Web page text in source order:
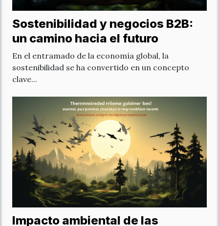
Sostenibilidad y negocios B2B:
un camino hacia el futuro
En el entramado de la economía global, la
sostenibilidad se ha convertido en un concepto
clave...
Impacto ambiental de las